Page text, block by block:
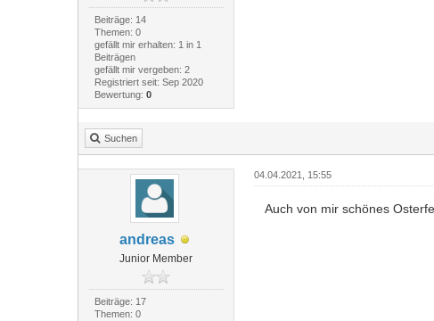
Beiträge: 14
Themen: 0
gefällt mir erhalten: 1 in 1
Beiträgen
gefällt mir vergeben: 2
Registriert seit: Sep 2020
Bewertung: 0
Suchen
andreas
Junior Member
Beiträge: 17
Themen: 0
04.04.2021, 15:55
Auch von mir schönes